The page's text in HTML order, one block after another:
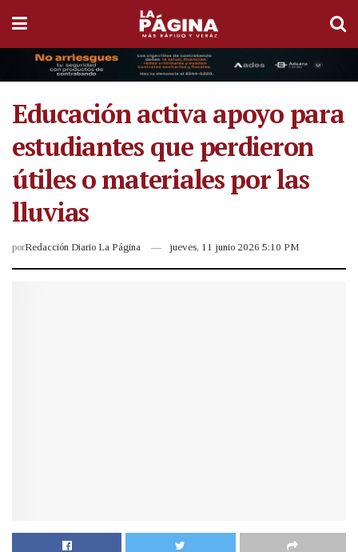
Educación activa apoyo para
estudiantes que perdieron
útiles o materiales por las
lluvias
porRedacción Diario La Página jueves, 11 junio 2026 5:10 PM